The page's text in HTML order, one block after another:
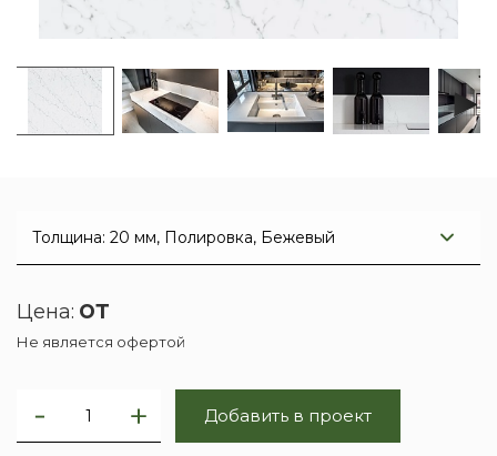
Цена: от
Не является офертой
Добавить в проект